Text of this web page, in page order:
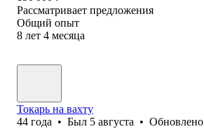
Рассматривает предложения
Общий опыт
8 лет 4 месяца
Токарь на вахту
44 года • Был 5 августа • Обновлено